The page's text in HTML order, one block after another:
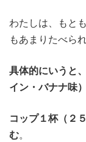
わたしは、もと
もあまりたべら
具体的にいうと
イン・バナナ味
コップ１杯（２
む。